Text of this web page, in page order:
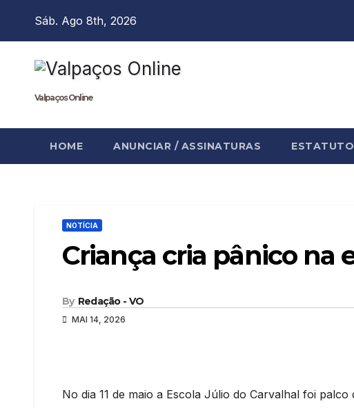
Sáb. Ago 8th, 2026
Valpaços Online
HOME ANUNCIAR / ASSINATURAS
NOTÍCIA
Criança cria pânico na
By Redação - VO
MAI 14, 2026
No dia 11 de maio a Escola Júlio do Carvalhal foi palco